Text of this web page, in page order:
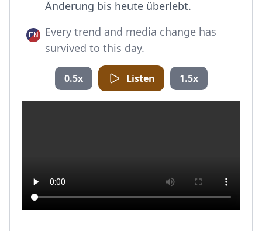
Änderung bis heute überlebt.
Every trend and media change has
survived to this day.
0.5x Listen 1.5x